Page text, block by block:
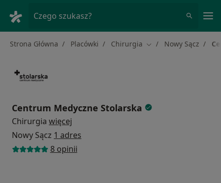
Czego szukasz?
Strona Główna Placówki Chirurgia Zmień miasto
Nowy Sącz
Centrum Medyczne Stolarska
Chirurgia więcej
Nowy Sącz 1 adres
8 opinii